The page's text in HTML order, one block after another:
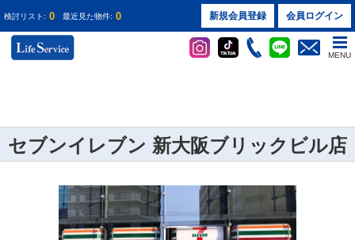
検討リスト: 0 最近見た物件: 0 新規会員登録 会員ログイン
MENU
セブンイレブン 新大阪ブリックビル店